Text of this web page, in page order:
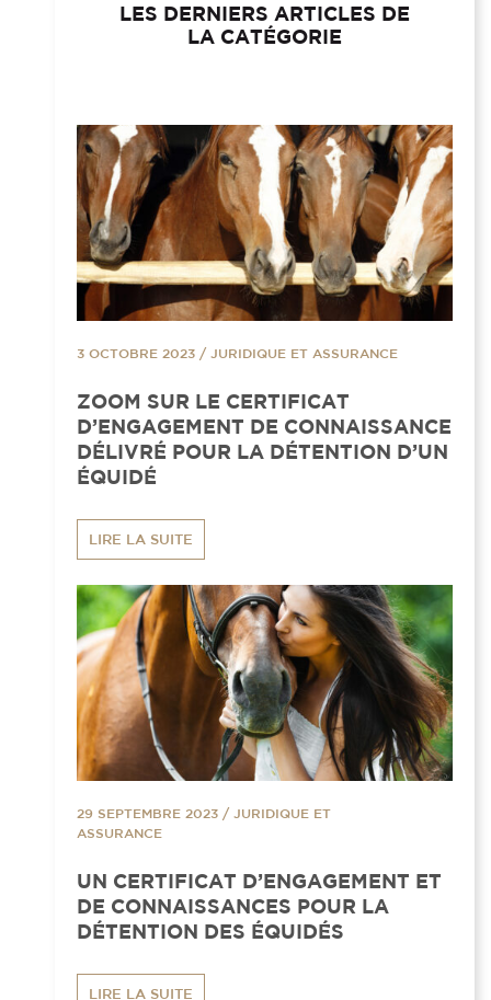
LES DERNIERS ARTICLES DE
LA CATÉGORIE
3 OCTOBRE 2023 / JURIDIQUE ET ASSURANCE
ZOOM SUR LE CERTIFICAT
D’ENGAGEMENT DE CONNAISSANCE
DÉLIVRÉ POUR LA DÉTENTION D’UN
ÉQUIDÉ
LIRE LA SUITE
29 SEPTEMBRE 2023 / JURIDIQUE ET
ASSURANCE
UN CERTIFICAT D’ENGAGEMENT ET
DE CONNAISSANCES POUR LA
DÉTENTION DES ÉQUIDÉS
LIRE LA SUITE